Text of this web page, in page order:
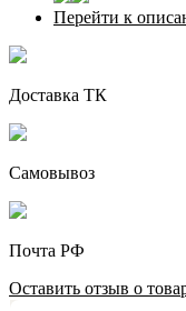
Перейти к
Доставка ТК
Самовывоз
Почта РФ
Оставить отзыв о